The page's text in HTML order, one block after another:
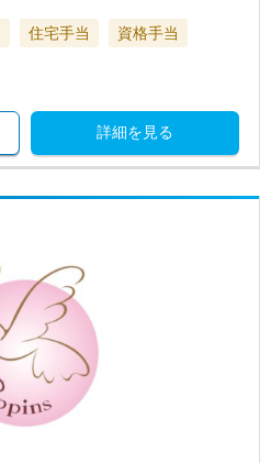
住宅手当
資格手当
詳細を見る